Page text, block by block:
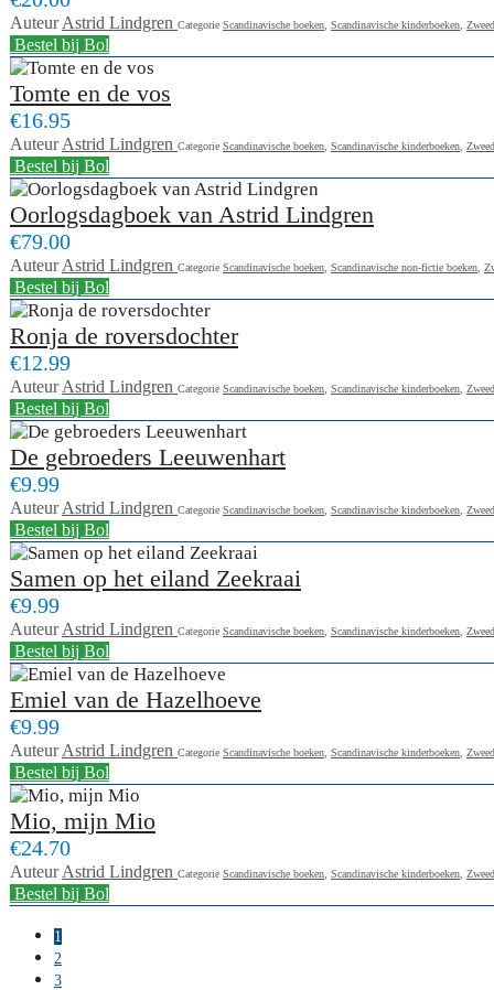
AuteurAstrid Lindgren Categorie Scandinavische boeken Scandinavische kinderboeken
Bestel bij Bol
Tomte en de vos
€16.95
AuteurAstrid Lindgren Categorie Scandinavische boeken Scandinavische kinderboeken
Bestel bij Bol
Oorlogsdagboek van Astrid Lindgren
€79.00
AuteurAstrid Lindgren Categorie Scandinavische boeken Scandinavische non-fictie boeken
Bestel bij Bol
Ronja de roversdochter
€12.99
AuteurAstrid Lindgren Categorie Scandinavische boeken Scandinavische kinderboeken
Bestel bij Bol
De gebroeders Leeuwenhart
€9.99
AuteurAstrid Lindgren Categorie Scandinavische boeken Scandinavische kinderboeken
Bestel bij Bol
Samen op het eiland Zeekraai
€9.99
AuteurAstrid Lindgren Categorie Scandinavische boeken Scandinavische kinderboeken
Bestel bij Bol
Emiel van de Hazelhoeve
€9.99
AuteurAstrid Lindgren Categorie Scandinavische boeken Scandinavische kinderboeken
Bestel bij Bol
Mio, mijn Mio
€24.70
AuteurAstrid Lindgren Categorie Scandinavische boeken Scandinavische kinderboeken
Bestel bij Bol
1
2
3